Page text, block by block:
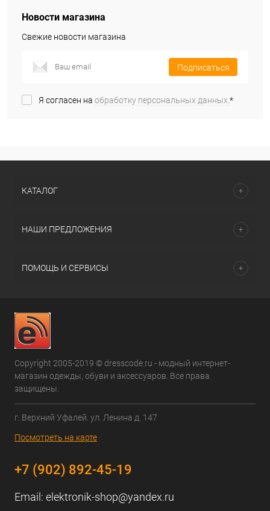
Новости магазина
Свежие новости магазина
Подписаться
Я согласен на обработку персональных данных. *
КАТАЛОГ
НАШИ ПРЕДЛОЖЕНИЯ
ПОМОЩЬ И СЕРВИСЫ
Copyright 2005-2019 © dresscode.ru - модный интернет-
магазин одежды, обуви и аксессуаров. Все права
защищены.
г. Верхний Уфалей. ул. Ленина д. 147
Посмотреть на карте
+7 (902) 892-45-19
Email: elektronik-shop@yandex.ru